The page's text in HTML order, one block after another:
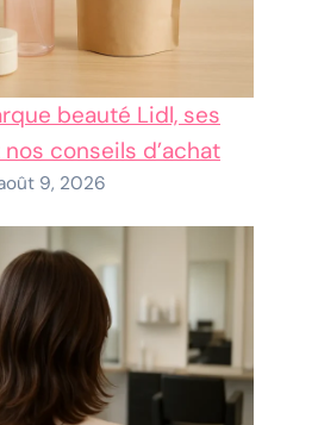
beauté Lidl, ses
conseils d’achat
9, 2026